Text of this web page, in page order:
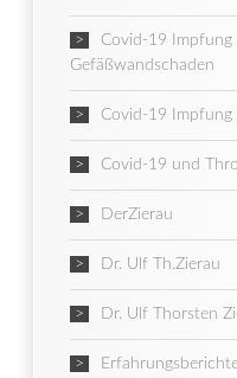
Covid-19 Impfung
Gefäßwandschaden
Covid-19
Covid-19 und
DerZierau
Dr. Ulf Th.Zierau
Dr. Ulf Thorsten